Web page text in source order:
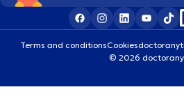
Terms and conditionsCookies
© 2026